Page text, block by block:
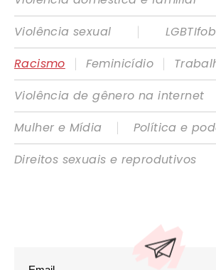
Violência sexual
|
Racismo
| Feminicídio |
Violência de gênero na internet
Mulher e Mídia
|
Política e
Direitos sexuais e reprodutivos